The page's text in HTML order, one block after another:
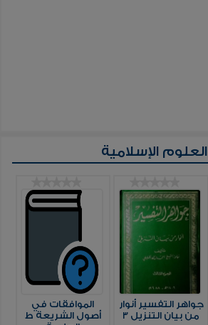
العلوم الإسلامية
جواهر التفسير أنوار
من بيان التنزيل 3
الموافقات في
أصول الشريعة ط